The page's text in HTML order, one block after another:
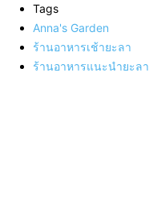
Tags
Anna's Garden
ร้านอาหารเช้ายะลา
ร้านอาหารแนะนำยะลา